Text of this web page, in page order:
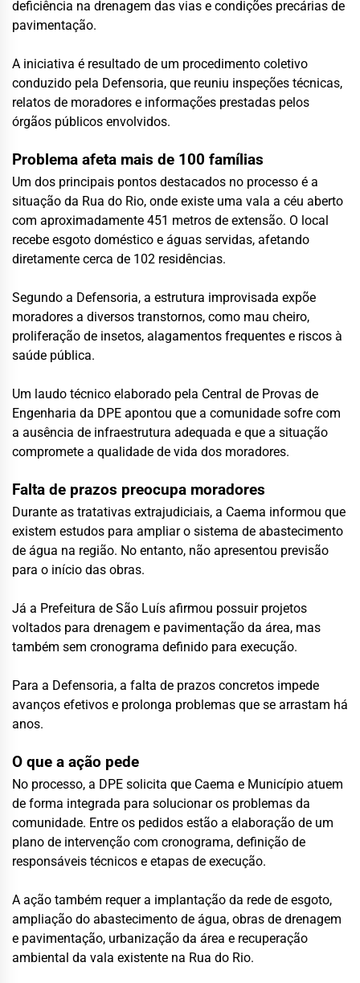
deficiência na drenagem das vias e condições precárias de
pavimentação.
A iniciativa é resultado de um procedimento coletivo
conduzido pela Defensoria, que reuniu inspeções técnicas,
relatos de moradores e informações prestadas pelos
órgãos públicos envolvidos.
Problema afeta mais de 100 famílias
Um dos principais pontos destacados no processo é a
situação da Rua do Rio, onde existe uma vala a céu aberto
com aproximadamente 451 metros de extensão. O local
recebe esgoto doméstico e águas servidas, afetando
diretamente cerca de 102 residências.
Segundo a Defensoria, a estrutura improvisada expõe
moradores a diversos transtornos, como mau cheiro,
proliferação de insetos, alagamentos frequentes e riscos à
saúde pública.
Um laudo técnico elaborado pela Central de Provas de
Engenharia da DPE apontou que a comunidade sofre com
a ausência de infraestrutura adequada e que a situação
compromete a qualidade de vida dos moradores.
Falta de prazos preocupa moradores
Durante as tratativas extrajudiciais, a Caema informou que
existem estudos para ampliar o sistema de abastecimento
de água na região. No entanto, não apresentou previsão
para o início das obras.
Já a Prefeitura de São Luís afirmou possuir projetos
voltados para drenagem e pavimentação da área, mas
também sem cronograma definido para execução.
Para a Defensoria, a falta de prazos concretos impede
avanços efetivos e prolonga problemas que se arrastam há
anos.
O que a ação pede
No processo, a DPE solicita que Caema e Município atuem
de forma integrada para solucionar os problemas da
comunidade. Entre os pedidos estão a elaboração de um
plano de intervenção com cronograma, definição de
responsáveis técnicos e etapas de execução.
A ação também requer a implantação da rede de esgoto,
ampliação do abastecimento de água, obras de drenagem
e pavimentação, urbanização da área e recuperação
ambiental da vala existente na Rua do Rio.